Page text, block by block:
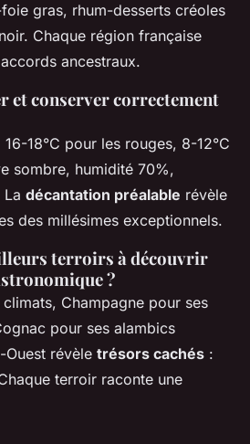
gras, rhum-desserts créoles
Chaque région française
ancestraux.
et conserver correctement
18°C pour les rouges, 8-12°C
sombre, humidité 70%,
décantation préalable révèle
des millésimes exceptionnels.
terroirs à découvrir
?
Champagne pour ses
pour ses alambics
révèle trésors cachés :
terroir raconte une